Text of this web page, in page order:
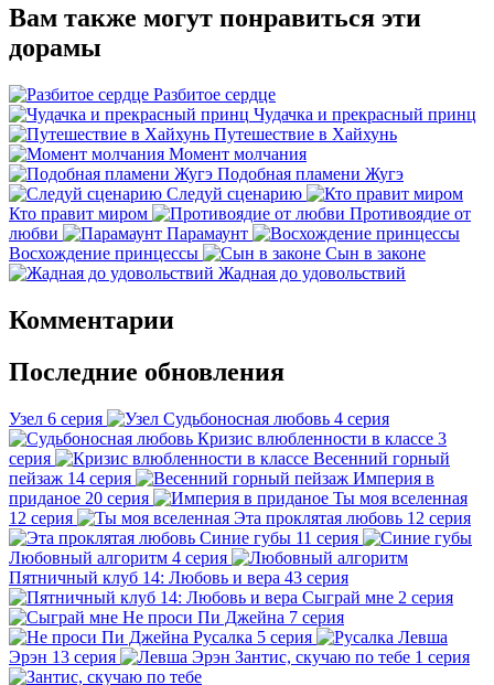
Вам также могут понравиться эти
дорамы
Разбитое сердце
Чудачка и прекрасный принц
Путешествие в Хайхунь
Момент молчания
Подобная пламени Жугэ
Следуй сценарию
Кто правит миром
Противоядие от
любви
Парамаунт
Восхождение принцессы
Сын в законе
Жадная до удовольствий
Комментарии
Последние обновления
Узел 6 серия Судьбоносная любовь 4 серия
Кризис влюбленности в классе 3
серия
Весенний горный
пейзаж 14 серия
Империя в
приданое 20 серия
Ты моя вселенная
12 серия
Эта проклятая любовь 12 серия
Синие губы 11 серия
Любовный алгоритм 4 серия
Пятничный клуб 14: Любовь и вера 43 серия
Сыграй мне 2 серия
Не проси Пи Джейна 7 серия
Русалка 5 серия
Левша
Эрэн 13 серия Зантис, скучаю по тебе 1 серия